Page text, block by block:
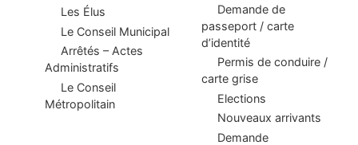
Les Élus
Le Conseil Municipal
Arrêtés – Actes
Administratifs
Le Conseil
Métropolitain
Demande de
passeport / carte
d’identité
Permis de conduire /
carte grise
Elections
Nouveaux arrivants
Demande